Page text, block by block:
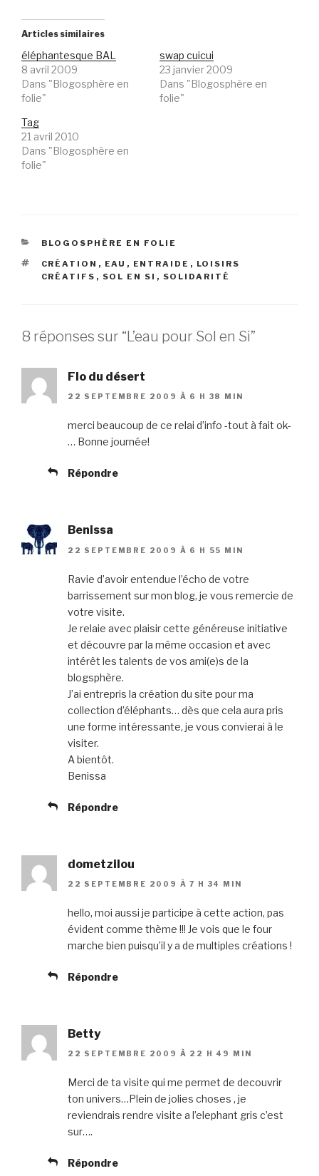
Articles similaires
éléphantesque BAL
8 avril 2009
Dans "Blogosphère en
folie"
swap cuicui
23 janvier 2009
Dans "Blogosphère en
folie"
Tag
21 avril 2010
Dans "Blogosphère en
folie"
CATÉGORIES
BLOGOSPHÈRE EN FOLIE
ÉTIQUETTES
CRÉATION , EAU , ENTRAIDE , LOISIRS
CRÉATIFS , SOL EN SI , SOLIDARITÉ
8 réponses sur “L’eau pour Sol en Si”
Flo du désert
22 SEPTEMBRE 2009 À 6 H 38 MIN
merci beaucoup de ce relai d’info -tout à fait ok-
… Bonne journée!
Répondre
Benissa
22 SEPTEMBRE 2009 À 6 H 55 MIN
Ravie d’avoir entendue l’écho de votre
barrissement sur mon blog, je vous remercie de
votre visite.
Je relaie avec plaisir cette généreuse initiative
et découvre par la même occasion et avec
intérêt les talents de vos ami(e)s de la
blogsphère.
J’ai entrepris la création du site pour ma
collection d’éléphants… dès que cela aura pris
une forme intéressante, je vous convierai à le
visiter.
A bientôt.
Benissa
Répondre
dometzilou
22 SEPTEMBRE 2009 À 7 H 34 MIN
hello, moi aussi je participe à cette action, pas
évident comme thème !!! Je vois que le four
marche bien puisqu’il y a de multiples créations !
Répondre
Betty
22 SEPTEMBRE 2009 À 22 H 49 MIN
Merci de ta visite qui me permet de decouvrir
ton univers…Plein de jolies choses , je
reviendrais rendre visite a l’elephant gris c’est
sur….
Répondre